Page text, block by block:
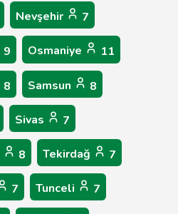
Nevşehir 7
9 Osmaniye 11
8 Samsun 8
Sivas 7
8 Tekirdağ 7
7 Tunceli 7